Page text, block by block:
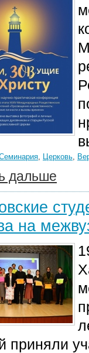
, Церковь,
дальше
на
приняли